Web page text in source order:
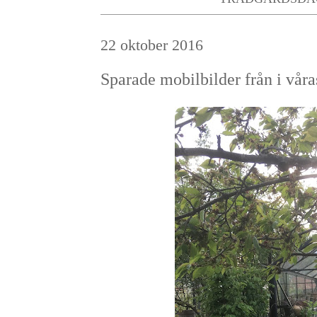
22 oktober 2016
Sparade mobilbilder från i